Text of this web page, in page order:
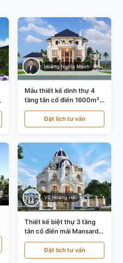
Hoàng Nghĩa Mạnh
Mẫu thiết kế dinh thự 4
tầng tân cổ điển 1600m²
tại Thanh Hóa KT20071
Đặt lịch tư vấn
Vũ Hoàng Hải
Thiết kế biệt thự 3 tầng
tân cổ điển mái Mansard
tại Thanh Hóa KT23104
Đặt lịch tư vấn